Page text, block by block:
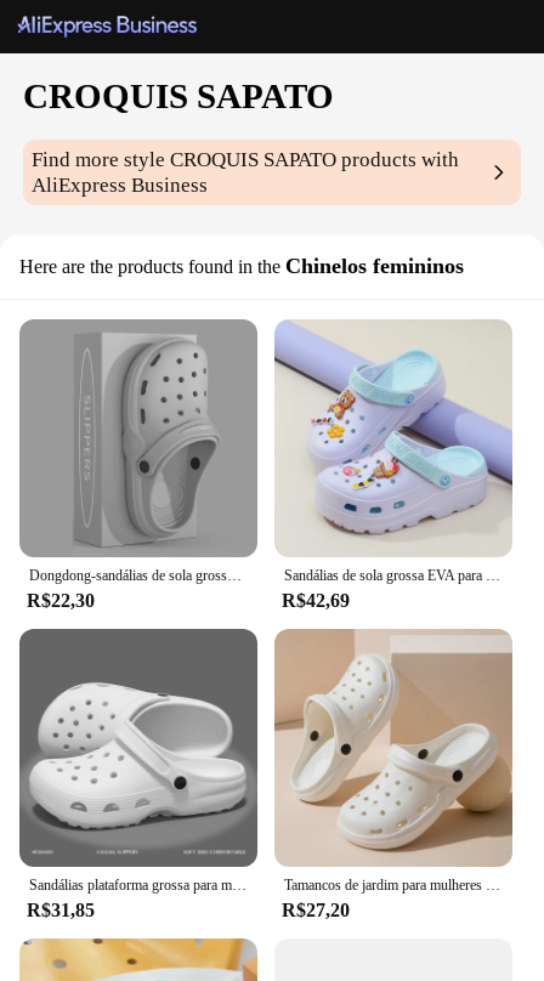
CROQUIS SAPATO
Find more styleCROQUIS SAPATO products with
AliExpress Business
Here are the products found in the Chinelos femininos
Dongdong-sandálias de sola grossa para mulheres, sapatos antiderrapantes, antiderrapantes, para a praia, moda, novo, verão
R$22,30
Sandálias de sola grossa EVA para mulher, sapato de verão, antiderrapante, salto alto, elevado, exterior, casual, praia, casa, novo
R$42,69
Sandálias plataforma grossa para mulheres, calcanhar confortável, sandália buraco, chinelo de praia, slides casuais, sapatos de casal, tamancos, nova chegada 2022
R$31,85
Tamancos de jardim para mulheres e homens, sandálias de praia, dedo do pé largo, Holey Shoes, sandálias cruzadas, chinelos de chuveiro, ao ar livre, senhoras, verão
R$27,20